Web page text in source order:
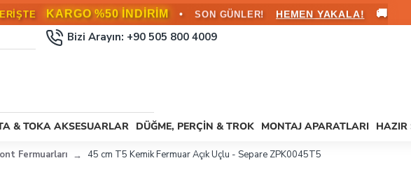
SİPARİŞLERDE KARGO BEDAVA! • HEMEN FAYDALANIN 🚚
Bizi Arayın: +90 505 800 4009
& TOKA AKSESUARLAR DÜĞME, PERÇIN & TROK MONTAJ APARATLARI HAZIR
Fermuarları 45 cm T5 Kemik Fermuar Açık Uçlu - Separe ZPK0045T5